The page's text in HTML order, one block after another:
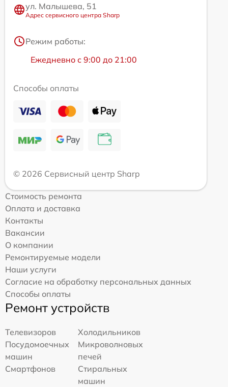
ул. Малышева, 51
Адрес сервисного центра Sharp
Режим работы:
Ежедневно с 9:00 до 21:00
Способы оплаты
© 2026 Сервисный центр Sharp
Стоимость ремонта
Оплата и доставка
Контакты
Вакансии
О компании
Ремонтируемые модели
Наши услуги
Согласие на обработку персональных данных
Способы оплаты
Ремонт устройств
Телевизоров
Холодильников
Посудомоечных
машин
Микроволновых
печей
Смартфонов
Стиральных
машин